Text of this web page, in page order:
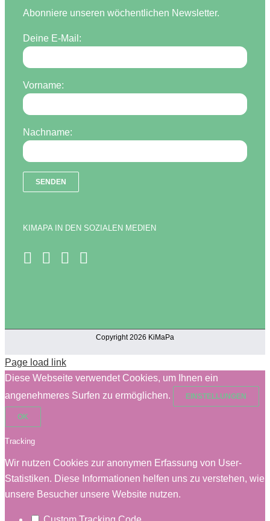
Abonniere unseren wöchentlichen Newsletter.
Deine E-Mail:
Vorname:
Nachname:
KIMAPA IN DEN SOZIALEN MEDIEN
Copyright 2026 KiMaPa
Page load link
Diese Webseite verwendet Cookies, um Ihnen ein
angenehmeres Surfen zu ermöglichen.
EINSTELLUNGEN
OK
Tracking
Wir nutzen Cookies zur anonymen Erfassung von User-
Statistiken. Diese Informationen helfen uns zu verstehen, wie
unsere Besucher unsere Website nutzen.